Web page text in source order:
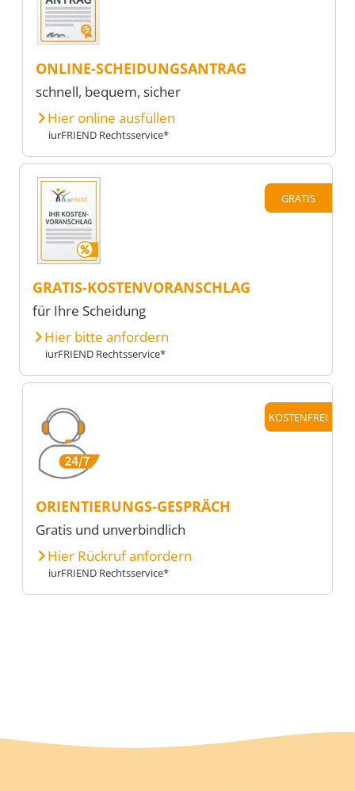
ONLINE-SCHEIDUNGSANTRAG
schnell, bequem, sicher
Hier online ausfüllen
iurFRIEND Rechtsservice*
GRATIS
GRATIS-KOSTENVORANSCHLAG
für Ihre Scheidung
Hier bitte anfordern
iurFRIEND Rechtsservice*
KOSTENFREI
ORIENTIERUNGS-GESPRÄCH
Gratis und unverbindlich
Hier Rückruf anfordern
iurFRIEND Rechtsservice*